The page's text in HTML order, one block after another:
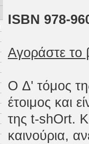
ISBN 978-
Αγοράστε το
Ο Δ' τόμος
έτοιμος και
της t-shOrt.
καινούρια,